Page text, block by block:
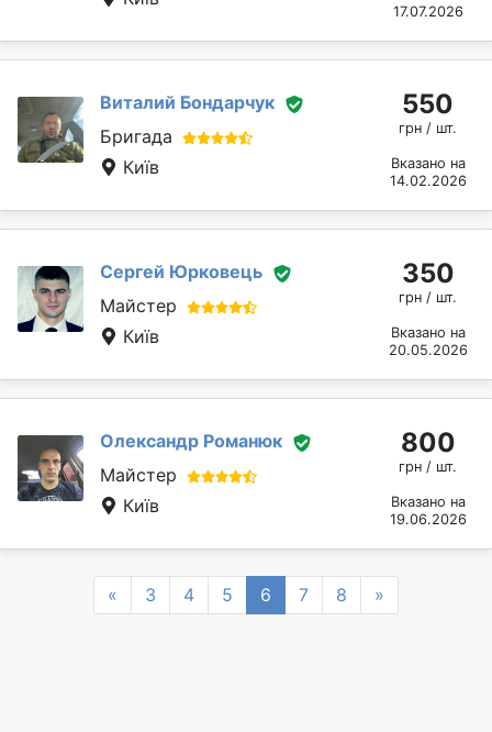
17.07.2026
Виталий Бондарчук
Бригада
Київ
550
грн / шт.
Вказано на
14.02.2026
Сергей Юрковець
Майстер
Київ
350
грн / шт.
Вказано на
20.05.2026
Олександр Романюк
Майстер
Київ
800
грн / шт.
Вказано на
19.06.2026
« Previous
3 4 5 6 7 8 »